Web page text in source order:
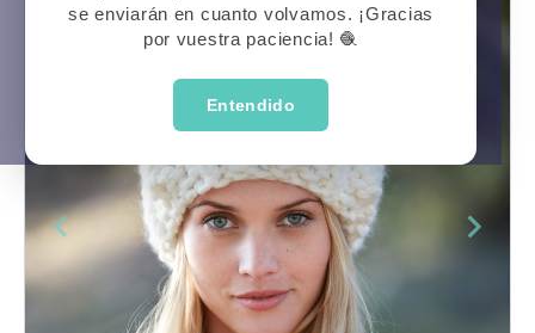
se enviarán en cuanto volvamos. ¡Gracias
por vuestra paciencia! 🧶
Entendido